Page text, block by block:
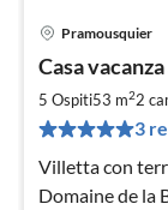
Pramousquier
Casa
5 Ospiti53 m22
3
Villetta con
Domaine de la